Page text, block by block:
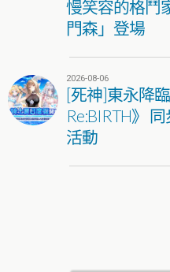
慢笑容的格鬥
門森」登場
2026-08-06
[死神]東永降
Re:BIRTH》
活動